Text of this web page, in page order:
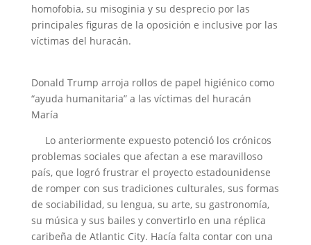
homofobia, su misoginia y su desprecio por las
principales figuras de la oposición e inclusive por las
víctimas del huracán.
Donald Trump arroja rollos de papel higiénico como
“ayuda humanitaria” a las víctimas del huracán
María
Lo anteriormente expuesto potenció los crónicos
problemas sociales que afectan a ese maravilloso
país, que logró frustrar el proyecto estadounidense
de romper con sus tradiciones culturales, sus formas
de sociabilidad, su lengua, su arte, su gastronomía,
su música y sus bailes y convertirlo en una réplica
caribeña de Atlantic City. Hacía falta contar con una